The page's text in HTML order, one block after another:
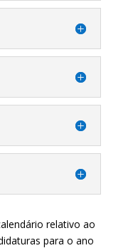
relativo ao
para o ano